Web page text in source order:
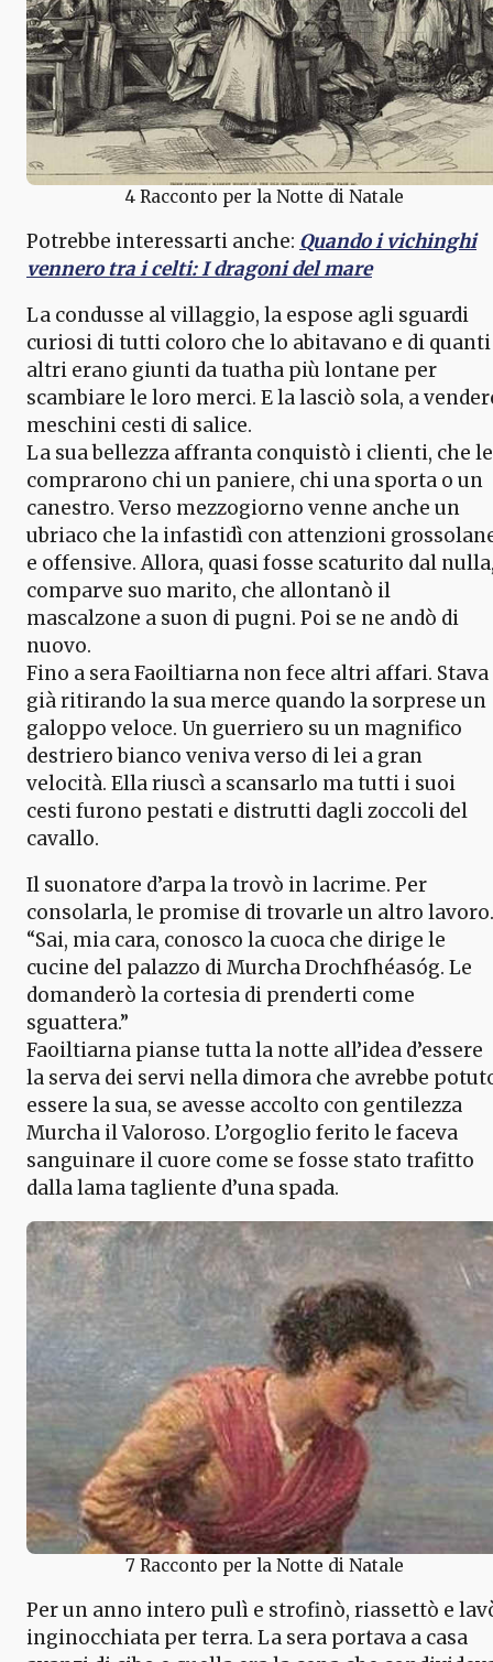
4 Racconto per la Notte di Natale
Potrebbe interessarti anche: Quando i vichinghi
vennero tra i celti: I dragoni del mare
La condusse al villaggio, la espose agli sguardi
curiosi di tutti coloro che lo abitavano e di quanti
altri erano giunti da tuatha più lontane per
scambiare le loro merci. E la lasciò sola, a
meschini cesti di salice.
La sua bellezza affranta conquistò i clienti, che le
comprarono chi un paniere, chi una sporta o un
canestro. Verso mezzogiorno venne anche un
ubriaco che la infastidì con attenzioni
e offensive. Allora, quasi fosse scaturito dal
comparve suo marito, che allontanò il
mascalzone a suon di pugni. Poi se ne andò di
nuovo.
Fino a sera Faoiltiarna non fece altri affari. Stava
già ritirando la sua merce quando la sorprese un
galoppo veloce. Un guerriero su un magnifico
destriero bianco veniva verso di lei a gran
velocità. Ella riuscì a scansarlo ma tutti i suoi
cesti furono pestati e distrutti dagli zoccoli del
cavallo.
Il suonatore d’arpa la trovò in lacrime. Per
consolarla, le promise di trovarle un altro lavoro.
“Sai, mia cara, conosco la cuoca che dirige le
cucine del palazzo di Murcha Drochfhéasóg. Le
domanderò la cortesia di prenderti come
sguattera.”
Faoiltiarna pianse tutta la notte all’idea d’essere
la serva dei servi nella dimora che avrebbe
essere la sua, se avesse accolto con gentilezza
Murcha il Valoroso. L’orgoglio ferito le faceva
sanguinare il cuore come se fosse stato trafitto
dalla lama tagliente d’una spada.
7 Racconto per la Notte di Natale
Per un anno intero pulì e strofinò, riassettò e
inginocchiata per terra. La sera portava a casa